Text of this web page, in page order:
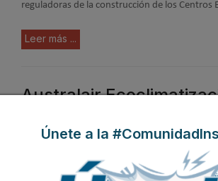
reguladoras de la construcción de los Centros
Leer más ...
Australair
dinosaurios en Teruel
Hemeroteca Noticias 22 Ago
Únete a la